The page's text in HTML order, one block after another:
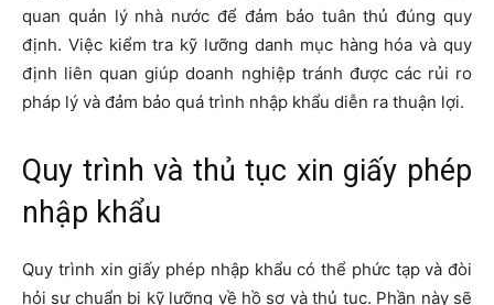
quan quản lý nhà nước để đảm bảo tuân thủ đúng quy
định. Việc kiểm tra kỹ lưỡng danh mục hàng hóa và quy
định liên quan giúp doanh nghiệp tránh được các rủi ro
pháp lý và đảm bảo quá trình nhập khẩu diễn ra thuận lợi.
Quy trình và thủ tục xin giấy phép
nhập khẩu
Quy trình xin giấy phép nhập khẩu có thể phức tạp và đòi
hỏi sự chuẩn bị kỹ lưỡng về hồ sơ và thủ tục. Phần này sẽ